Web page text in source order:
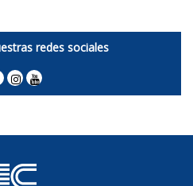
redes sociales